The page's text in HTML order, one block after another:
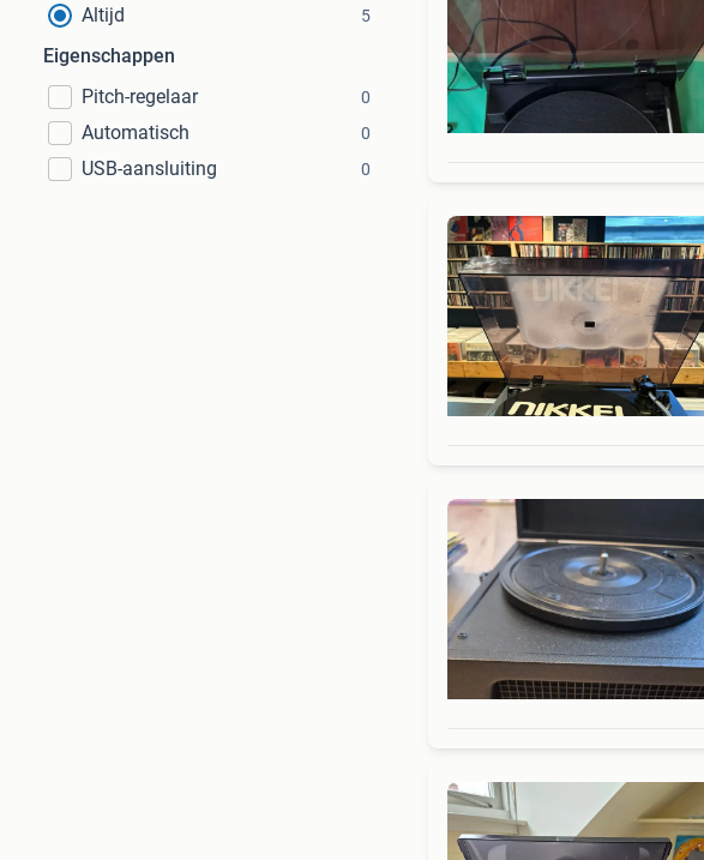
Altijd 5
Eigenschappen
Pitch-regelaar
0
Automatisch 0
USB-aansluiting 0